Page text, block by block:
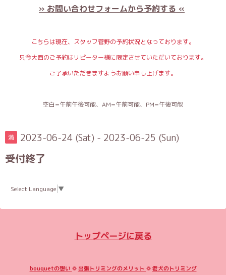
» お問い合わせフォームから予約する «
こちらは現在、スタッフ菅野の予約状況となっております。
只今大西のご予約はリピーター様に限定させていただいております。
ご了承いただきますようお願い申し上げます。
空白=午前午後可能、AM=午前可能、PM=午後可能
満 2023-06-24 (Sat) - 2023-06-25 (Sun)
受付終了
Select Language ▼
トップページに戻る
bouquetの想い ❁ 出張トリミングのメリット ❁老犬のトリミング